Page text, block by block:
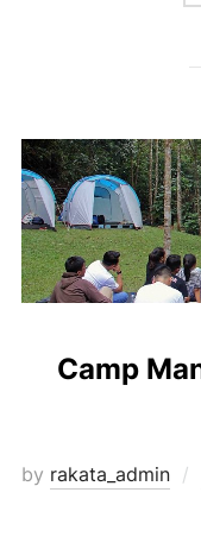
Camp
by rakata_admin